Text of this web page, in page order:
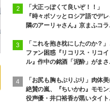
「大正っぽくて良いぞ！！」
『時々ボソッとロシア語でデ
隣のアーリャさん』京まふコラ
「これを抱き枕にしたのか？」
ファン困惑『リコリス・リコイ
ル』作中の銘酒「泥酔」がまさ
「お尻も胸もぷりぷり」肉体
絶賛の嵐、『ちいかわ』モモ
役声優・井口裕香が黒いタイト